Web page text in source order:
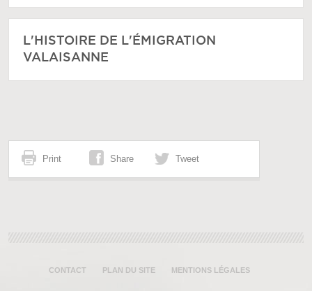
L'HISTOIRE DE L'ÉMIGRATION
VALAISANNE
Print Share Tweet
CONTACT PLAN DU SITE MENTIONS LÉGALES